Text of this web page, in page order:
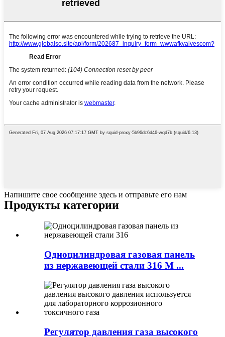
Напишите свое сообщение здесь и отправьте его нам
Продукты категории
Одноцилиндровая газовая панель
из нержавеющей стали 316 M ...
Регулятор давления газа высокого